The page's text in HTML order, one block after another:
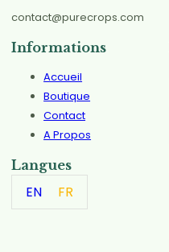
contact@purecrops.com
Informations
Accueil
Boutique
Contact
A Propos
Langues
EN FR